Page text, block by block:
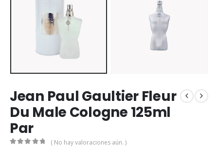
Jean Paul Gaultier Fleur
Du Male Cologne 125ml
Par
( No hay valoraciones aún. )